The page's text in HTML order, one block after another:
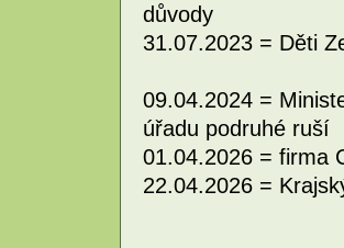
důvody
31.07.2023 = Děti
09.04.2024 =
úřadu podruhé ruší
01.04.2026 = firma
22.04.2026 =